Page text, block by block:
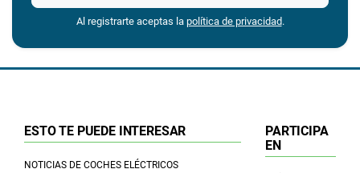
Al registrarte aceptas la política de privacidad.
ESTO TE PUEDE INTERESAR
NOTICIAS DE COCHES ELÉCTRICOS
PARTICIPA
EN